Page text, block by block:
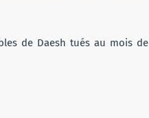
de Daesh tués au mois de